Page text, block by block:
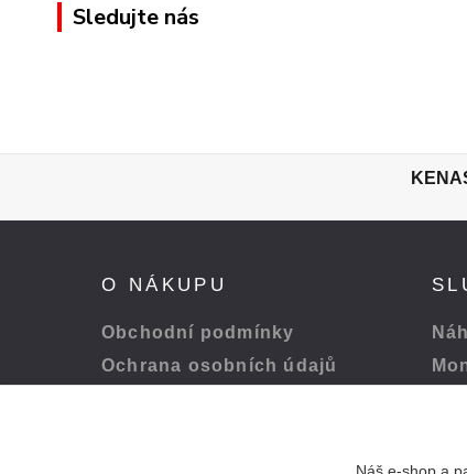
Sledujte nás
O NÁKUPU
Obchodní podmínky
Ochrana osobních údajů